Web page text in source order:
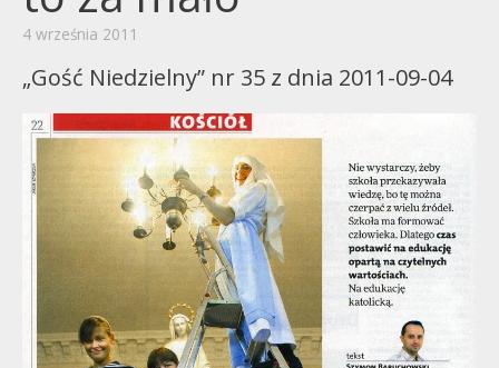
4 września 2011
„Gość Niedzielny” nr 35 z dnia 2011-09-04